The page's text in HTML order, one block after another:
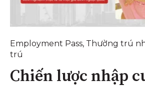
Employment Pass, Thường trú
trú
Chiến lược nhập